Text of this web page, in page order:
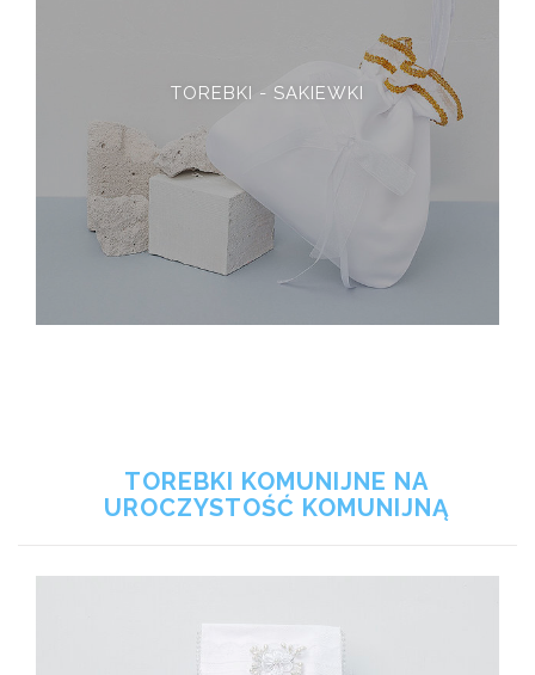
TOREBKI - SAKIEWKI
TOREBKI KOMUNIJNE NA
UROCZYSTOŚĆ KOMUNIJNĄ